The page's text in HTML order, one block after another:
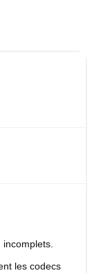
incomplets.
les codecs